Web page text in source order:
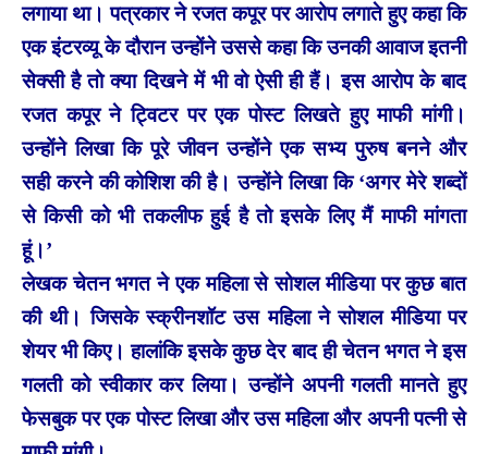
लगाया था। पत्रकार ने रजत कपूर पर आरोप लगाते हुए कहा कि
एक इंटरव्यू के दौरान उन्होंने उससे कहा कि उनकी आवाज इतनी
सेक्सी है तो क्या दिखने में भी वो ऐसी ही हैं। इस आरोप के बाद
रजत कपूर ने ट्विटर पर एक पोस्ट लिखते हुए माफी मांगी।
उन्होंने लिखा कि पूरे जीवन उन्होंने एक सभ्य पुरुष बनने और
सही करने की कोशिश की है। उन्होंने लिखा कि ‘अगर मेरे शब्दों
से किसी को भी तकलीफ हुई है तो इसके लिए मैं माफी मांगता
हूं।’
लेखक चेतन भगत ने एक महिला से सोशल मीडिया पर कुछ बात
की थी। जिसके स्क्रीनशॉट उस महिला ने सोशल मीडिया पर
शेयर भी किए। हालांकि इसके कुछ देर बाद ही चेतन भगत ने इस
गलती को स्वीकार कर लिया। उन्होंने अपनी गलती मानते हुए
फेसबुक पर एक पोस्ट लिखा और उस महिला और अपनी पत्नी से